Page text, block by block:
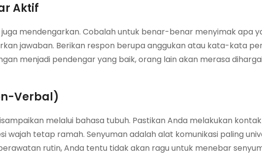
Aktif
mendengarkan. Cobalah untuk benar-benar menyimak apa
jawaban. Berikan respon berupa anggukan atau kata-kata
menjadi pendengar yang baik, orang lain akan merasa
Verbal)
melalui bahasa tubuh. Pastikan Anda melakukan
wajah tetap ramah. Senyuman adalah alat komunikasi paling
rutin, Anda tentu tidak akan ragu untuk menebar